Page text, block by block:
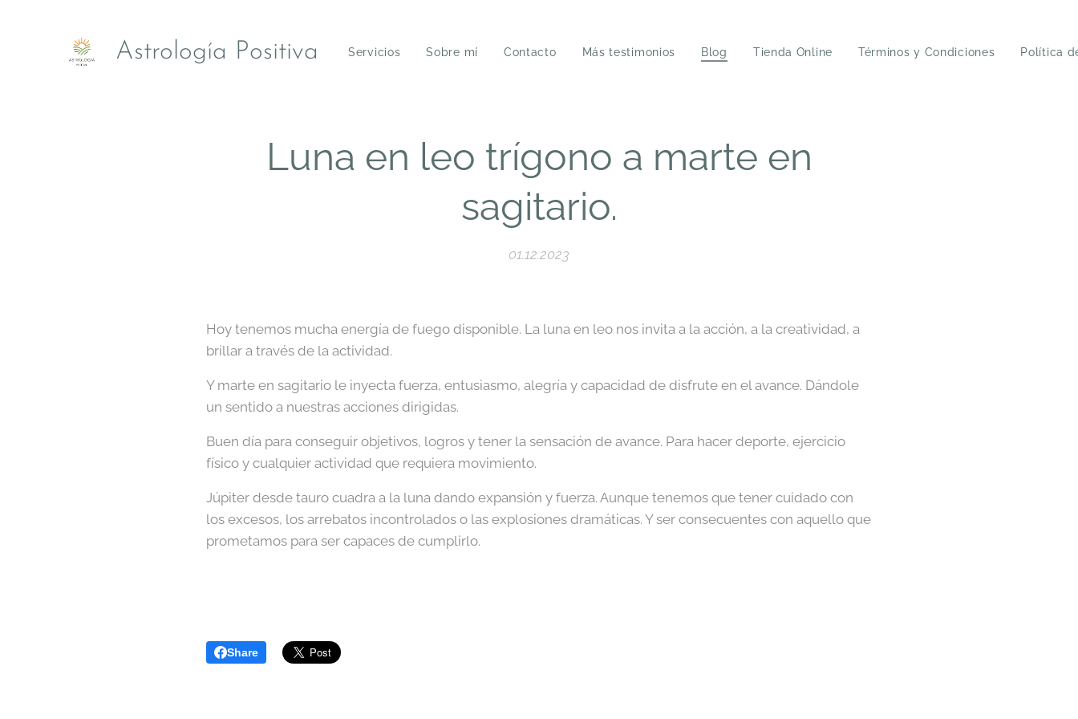
Astrología Positiva Servicios Sobre mí Contacto Más testimonios Blog Tienda Online Términos y Condiciones Política
Luna en leo trígono a marte en
sagitario.
01.12.2023
Hoy tenemos mucha energía de fuego disponible. La luna en leo nos invita a la acción, a la creatividad, a
brillar a través de la actividad.
Y marte en sagitario le inyecta fuerza, entusiasmo, alegría y capacidad de disfrute en el avance. Dándole
un sentido a nuestras acciones dirigidas.
Buen día para conseguir objetivos, logros y tener la sensación de avance. Para hacer deporte, ejercicio
físico y cualquier actividad que requiera movimiento.
Júpiter desde tauro cuadra a la luna dando expansión y fuerza. Aunque tenemos que tener cuidado con
los excesos, los arrebatos incontrolados o las explosiones dramáticas. Y ser consecuentes con aquello que
prometamos para ser capaces de cumplirlo.
Share